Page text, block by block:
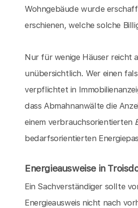
Wohngebäude wurde
erschienen, welche solche
Nur für wenige Häuser reicht
unübersichtlich. Wer einen
verpflichtet in
dass Abmahnanwälte die
einem verbrauchsorientierten
bedarfsorientierten
Energieausweise in
Ein Sachverständiger sollte
Energieausweis nicht nach